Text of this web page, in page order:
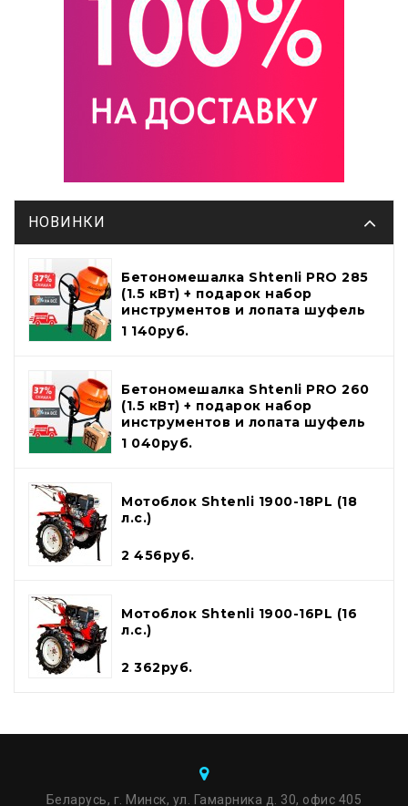
НОВИНКИ
Бетономешалка Shtenli PRO 285
(1.5 кВт) + подарок набор
инструментов и лопата шуфель
1 140руб.
Бетономешалка Shtenli PRO 260
(1.5 кВт) + подарок набор
инструментов и лопата шуфель
1 040руб.
Мотоблок Shtenli 1900-18PL (18
л.с.)
2 456руб.
Мотоблок Shtenli 1900-16PL (16
л.с.)
2 362руб.
Беларусь, г. Минск, ул. Гамарника д. 30, офис 405